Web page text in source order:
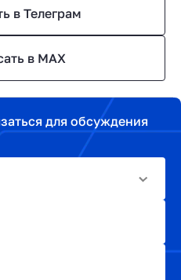
в Телеграм
в MAX
для обсуждения